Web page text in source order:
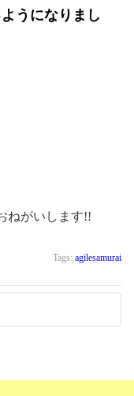
うになりまし
ねがいします!!
Tags: agilesamurai